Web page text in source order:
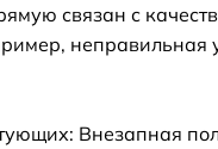
связан с
неправильная
Внезапная